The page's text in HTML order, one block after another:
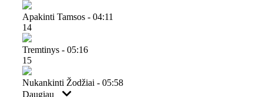
Apakinti Tamsos - 04:11
14
Tremtinys - 05:16
15
Nukankinti Žodžiai - 05:58
Daugiau